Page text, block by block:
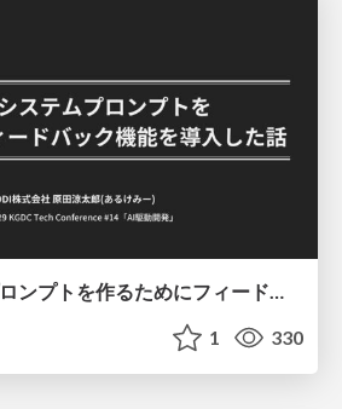
最高のシステムプロンプトを作るためにフィードバック機能を導入した話
1 330